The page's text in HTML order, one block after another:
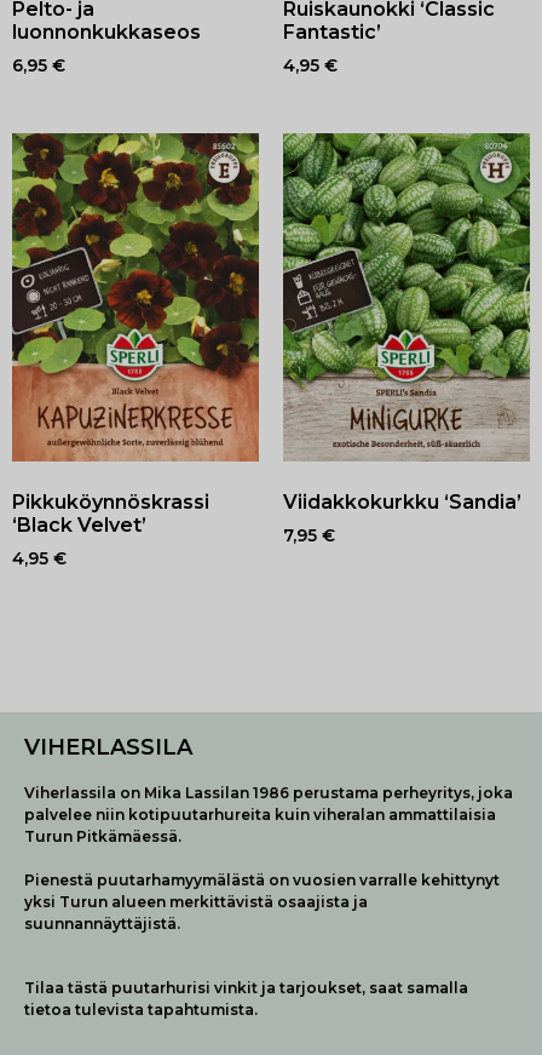
Pelto- ja
luonnonkukkaseos
6,95 €
Ruiskaunokki ‘Classic
Fantastic’
4,95 €
Pikkuköynnöskrassi
‘Black Velvet’
4,95 €
Viidakkokurkku ‘Sandia’
7,95 €
VIHERLASSILA
Viherlassila on Mika Lassilan 1986 perustama perheyritys, joka
palvelee niin kotipuutarhureita kuin viheralan ammattilaisia
Turun Pitkämäessä.
Pienestä puutarhamyymälästä on vuosien varralle kehittynyt
yksi Turun alueen merkittävistä osaajista ja
suunnannäyttäjistä.
Tilaa tästä puutarhurisi vinkit ja tarjoukset, saat samalla
tietoa tulevista tapahtumista.